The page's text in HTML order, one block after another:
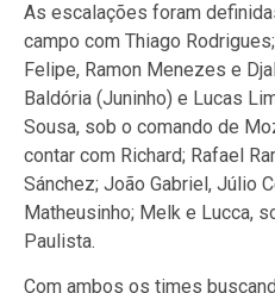
As escalações foram
campo com Thiago
Felipe, Ramon Menezes e
Baldória (Juninho) e Lucas
Sousa, sob o comando de
contar com Richard; Rafael
Sánchez; João Gabriel, Júlio
Matheusinho; Melk e Lucca,
Paulista.
Com ambos os times